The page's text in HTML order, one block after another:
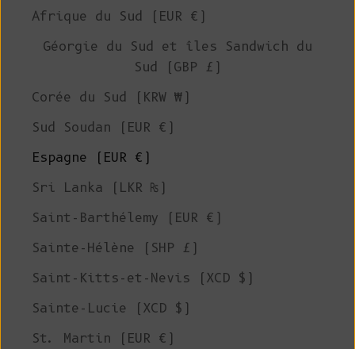
Afrique du Sud (EUR €)
Géorgie du Sud et îles Sandwich du
Sud (GBP £)
Corée du Sud (KRW ₩)
Sud Soudan (EUR €)
Espagne (EUR €)
Sri Lanka (LKR ₨)
Saint-Barthélemy (EUR €)
Sainte-Hélène (SHP £)
Saint-Kitts-et-Nevis (XCD $)
Sainte-Lucie (XCD $)
St. Martin (EUR €)